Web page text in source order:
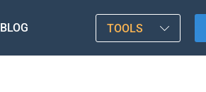
BLOG TOOLS